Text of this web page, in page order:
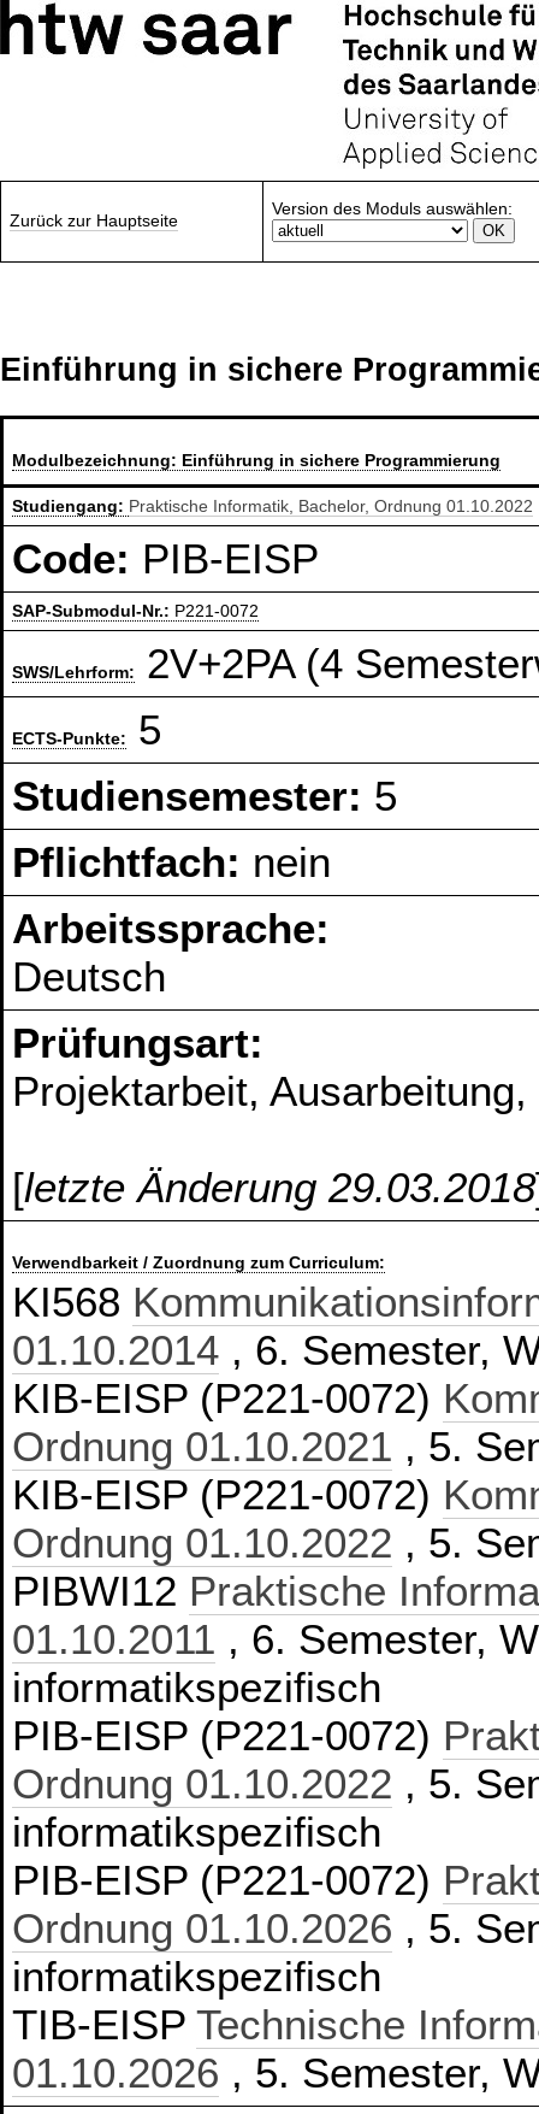
Zurück zur Hauptseite
Version des Moduls auswählen:
Einführung in sichere
Modulbezeichnung: Einführung in sichere Programmierung
Studiengang: Praktische Informatik, Bachelor, Ordnung 01.10.2022
Code: PIB-EISP
SAP-Submodul-Nr.: P221-0072
SWS/Lehrform: 2V+2PA (4
ECTS-Punkte:
5
Studiensemester: 5
Pflichtfach: nein
Arbeitssprache:
Deutsch
Prüfungsart:
Projektarbeit,
[letzte Änderung 29.03.2018
Verwendbarkeit / Zuordnung zum Curriculum:
KI568
01.10.2014 , 6. Semester,
KIB-EISP (P221-0072)
Ordnung 01.10.2021 , 5.
KIB-EISP (P221-0072)
Ordnung 01.10.2022 , 5.
PIBWI12 Praktische
01.10.2011 , 6. Semester,
informatikspezifisch
PIB-EISP (P221-0072)
Ordnung 01.10.2022 , 5.
informatikspezifisch
PIB-EISP (P221-0072)
Ordnung 01.10.2026 , 5.
informatikspezifisch
TIB-EISPTechnische
01.10.2026 , 5. Semester,